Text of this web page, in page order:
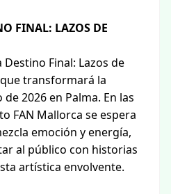
FINAL: LAZOS DE
Final: Lazos de
transformará la
2026 en Palma. En las
FAN Mallorca se espera
emoción y energía,
al público con historias
artística envolvente.